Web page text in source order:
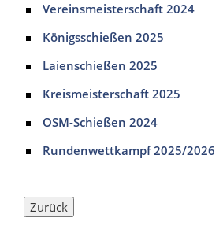
Vereinsmeisterschaft 2024
Königsschießen 2025
Laienschießen 2025
Kreismeisterschaft 2025
OSM-Schießen 2024
Rundenwettkampf 2025/2026